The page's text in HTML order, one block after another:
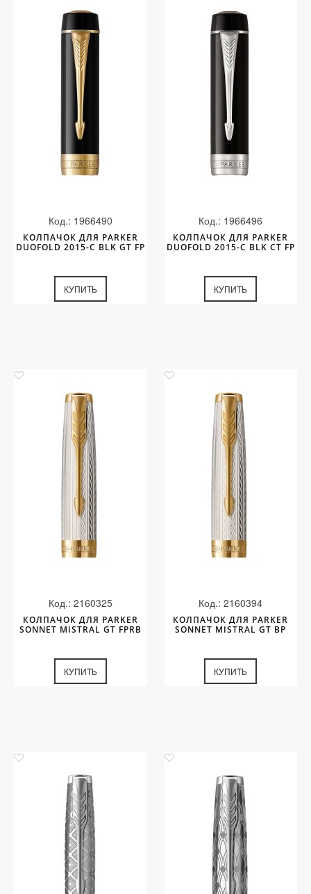
Код.: 1966490
КОЛПАЧОК ДЛЯ PARKER
DUOFOLD 2015-C BLK GT FP
КУПИТЬ
Код.: 1966496
КОЛПАЧОК ДЛЯ PARKER
DUOFOLD 2015-C BLK CT FP
КУПИТЬ
Код.: 2160325
КОЛПАЧОК ДЛЯ PARKER
SONNET MISTRAL GT FPRB
КУПИТЬ
Код.: 2160394
КОЛПАЧОК ДЛЯ PARKER
SONNET MISTRAL GT BP
КУПИТЬ